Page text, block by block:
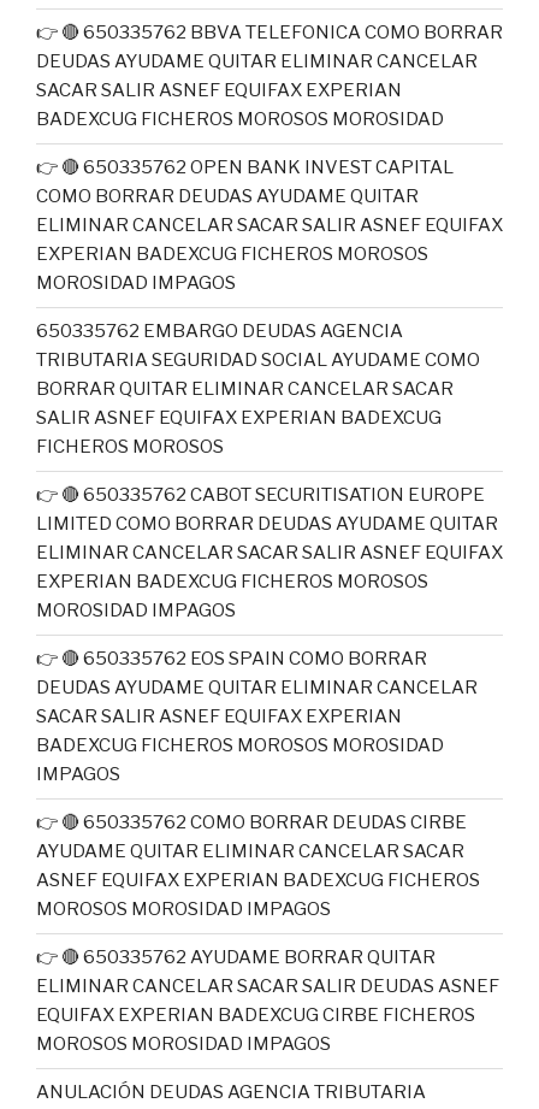
👉 🔴 650335762 BBVA TELEFONICA COMO BORRAR
DEUDAS AYUDAME QUITAR ELIMINAR CANCELAR
SACAR SALIR ASNEF EQUIFAX EXPERIAN
BADEXCUG FICHEROS MOROSOS MOROSIDAD
👉 🔴 650335762 OPEN BANK INVEST CAPITAL
COMO BORRAR DEUDAS AYUDAME QUITAR
ELIMINAR CANCELAR SACAR SALIR ASNEF EQUIFAX
EXPERIAN BADEXCUG FICHEROS MOROSOS
MOROSIDAD IMPAGOS
650335762 EMBARGO DEUDAS AGENCIA
TRIBUTARIA SEGURIDAD SOCIAL AYUDAME COMO
BORRAR QUITAR ELIMINAR CANCELAR SACAR
SALIR ASNEF EQUIFAX EXPERIAN BADEXCUG
FICHEROS MOROSOS
👉 🔴 650335762 CABOT SECURITISATION EUROPE
LIMITED COMO BORRAR DEUDAS AYUDAME QUITAR
ELIMINAR CANCELAR SACAR SALIR ASNEF EQUIFAX
EXPERIAN BADEXCUG FICHEROS MOROSOS
MOROSIDAD IMPAGOS
👉 🔴 650335762 EOS SPAIN COMO BORRAR
DEUDAS AYUDAME QUITAR ELIMINAR CANCELAR
SACAR SALIR ASNEF EQUIFAX EXPERIAN
BADEXCUG FICHEROS MOROSOS MOROSIDAD
IMPAGOS
👉 🔴 650335762 COMO BORRAR DEUDAS CIRBE
AYUDAME QUITAR ELIMINAR CANCELAR SACAR
ASNEF EQUIFAX EXPERIAN BADEXCUG FICHEROS
MOROSOS MOROSIDAD IMPAGOS
👉 🔴 650335762 AYUDAME BORRAR QUITAR
ELIMINAR CANCELAR SACAR SALIR DEUDAS ASNEF
EQUIFAX EXPERIAN BADEXCUG CIRBE FICHEROS
MOROSOS MOROSIDAD IMPAGOS
ANULACIÓN DEUDAS AGENCIA TRIBUTARIA